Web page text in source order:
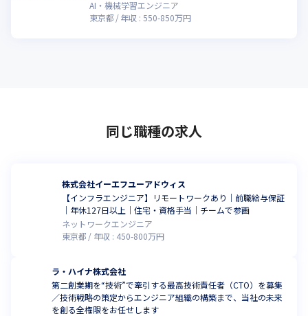
AI・機械学習エンジニア
東京都
年収 :550-850万円
同じ職種の求人
株式会社イーエフユーアドウィス
【インフラエンジニア】リモートワークあり｜前職給与保証
｜年休127日以上｜住宅・資格手当｜チームで参画
ネットワークエンジニア
東京都
年収 : 450-800万円
ラ・ハイナ株式会社
第二創業期を“技術”で牽引する最高技術責任者（CTO）を募集
／技術戦略の策定からエンジニア組織の構築まで、当社の未来
を創る全権限をお任せします